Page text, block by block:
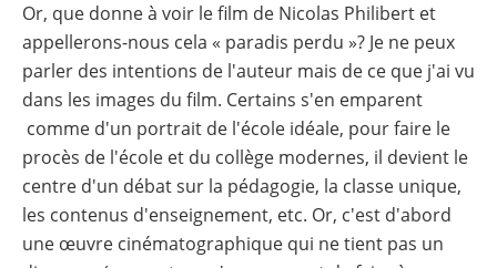
Or, que donne à voir le film de Nicolas Philibert et
appellerons-nous cela « paradis perdu »? Je ne peux
parler des intentions de l'auteur mais de ce que j'ai vu
dans les images du film. Certains s'en emparent
comme d'un portrait de l'école idéale, pour faire le
procès de l'école et du collège modernes, il devient le
centre d'un débat sur la pédagogie, la classe unique,
les contenus d'enseignement, etc. Or, c'est d'abord
une œuvre cinématographique qui ne tient pas un